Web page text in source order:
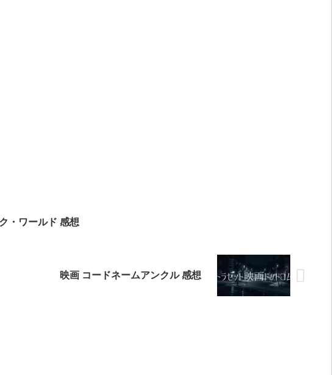
・ワールド 感想
映画 コードネームアンクル 感想